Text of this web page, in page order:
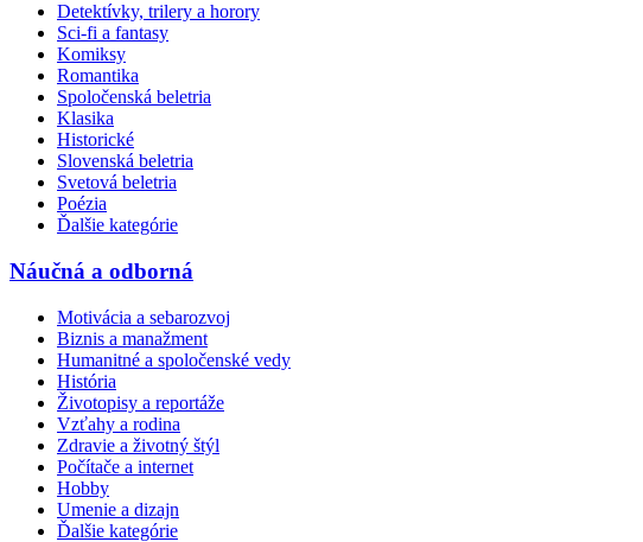
Detektívky, trilery a horory
Sci-fi a fantasy
Komiksy
Romantika
Spoločenská beletria
Klasika
Historické
Slovenská beletria
Svetová beletria
Poézia
Ďalšie kategórie
Náučná a odborná
Motivácia a sebarozvoj
Biznis a manažment
Humanitné a spoločenské vedy
História
Životopisy a reportáže
Vzťahy a rodina
Zdravie a životný štýl
Počítače a internet
Hobby
Umenie a dizajn
Ďalšie kategórie